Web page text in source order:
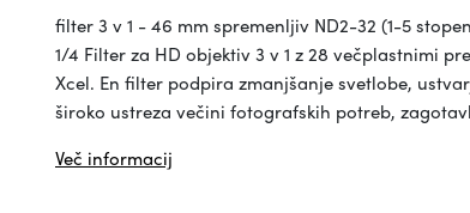
filter 3 v 1 - 46 mm spremenljiv ND2-32 (1-5
1/4 Filter za HD objektiv 3 v 1 z 28 večplastnimi
Xcel. En filter podpira zmanjšanje svetlobe,
široko ustreza večini fotografskih potreb,
Več informacij